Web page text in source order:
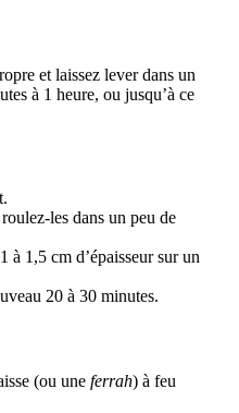
et laissez lever dans un
à 1 heure, ou jusqu’à ce
les dans un peu de
à 1,5 cm d’épaisseur sur un
20 à 30 minutes.
(ou une ferrah) à feu